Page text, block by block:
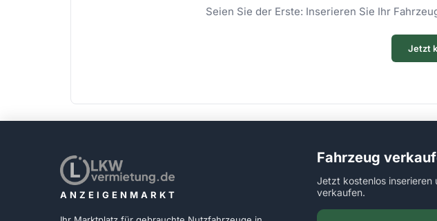
Seien Sie der Erste: Inserieren Sie Ihr
Jetzt
ANZEIGENMARKT
Fahrzeug
Jetzt kostenlos
verkaufen.